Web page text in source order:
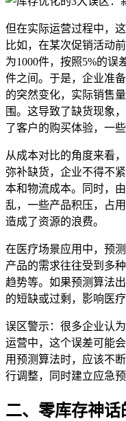
但在实际运营过程中，
比如，在某次促销活动
为1000件，按照5%的误
件之间。于是，企业准
的突然变化，实际销售
围。这导致了缺货现象
了客户的购买体验，一
从成本对比的角度来看
弥补缺货，企业不得不
本和物流成本。同时，
乱，一些产品积压，占
造成了资源的浪费。
在医疗场景应用中，预
产品的需求往往受到多
趋势等。如果预测算法
的短缺或过剩，影响医疗
误区警示：很多企业认
运营中，这个误差可能
用预测算法时，应该不
行调整，同时建立应急
二、零库存神话